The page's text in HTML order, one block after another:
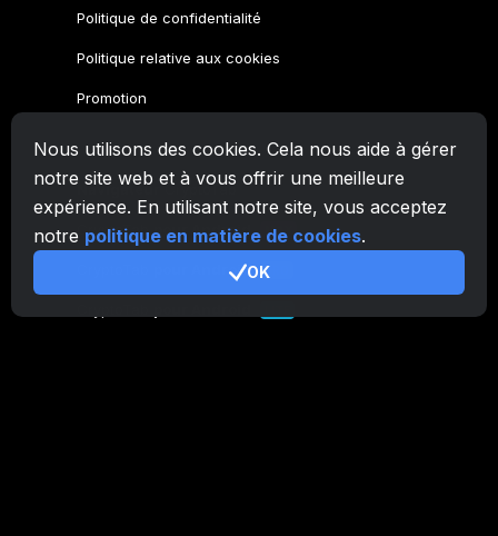
Nous utilisons des cookies. Cela nous aide à gérer
notre site web et à vous offrir une meilleure
expérience. En utilisant notre site, vous acceptez
notre politique en matière de cookies.
OK
Politique de confidentialité
Politique relative aux cookies
Promotion
Famille CryptoTab
Navigateur CryptoTab
CryptoTabpour Android MAX
pour Android PRO